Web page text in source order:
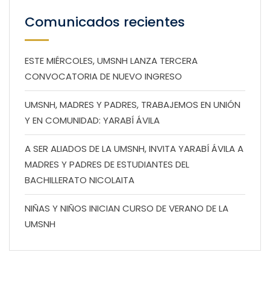
Comunicados recientes
ESTE MIÉRCOLES, UMSNH LANZA TERCERA
CONVOCATORIA DE NUEVO INGRESO
UMSNH, MADRES Y PADRES, TRABAJEMOS EN UNIÓN
Y EN COMUNIDAD: YARABÍ ÁVILA
A SER ALIADOS DE LA UMSNH, INVITA YARABÍ ÁVILA A
MADRES Y PADRES DE ESTUDIANTES DEL
BACHILLERATO NICOLAITA
NIÑAS Y NIÑOS INICIAN CURSO DE VERANO DE LA
UMSNH